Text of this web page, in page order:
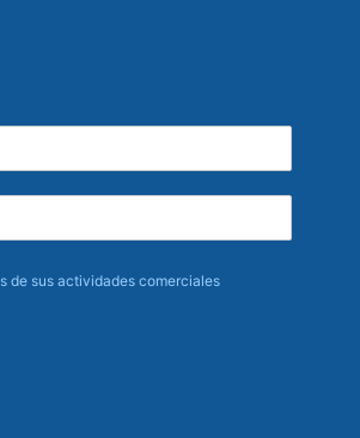
de sus actividades comerciales